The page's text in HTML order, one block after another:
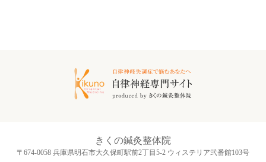
きくの鍼灸整体院
〒674-0058 兵庫県明石市大久保町駅前2丁目5-2 ウィステリア弐番館103号